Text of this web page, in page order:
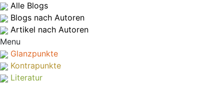
Alle Blogs
Blogs nach Autoren
Artikel nach Autoren
Menu
Glanzpunkte
Kontrapunkte
Literatur